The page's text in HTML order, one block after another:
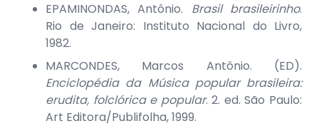
EPAMINONDAS, Antônio. Brasil brasileirinho.
Rio de Janeiro: Instituto Nacional do Livro,
1982.
MARCONDES, Marcos Antônio. (ED).
Enciclopédia da Música popular brasileira:
erudita, folclórica e popular. 2. ed. São Paulo:
Art Editora/Publifolha, 1999.